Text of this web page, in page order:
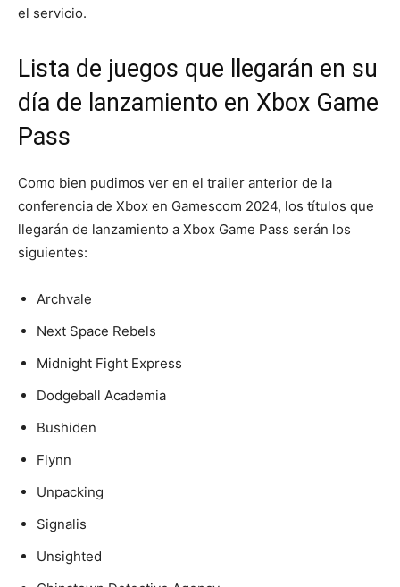
el servicio.
Lista de juegos que llegarán en su
día de lanzamiento en Xbox Game
Pass
Como bien pudimos ver en el trailer anterior de la
conferencia de Xbox en Gamescom 2024, los títulos que
llegarán de lanzamiento a Xbox Game Pass serán los
siguientes:
Archvale
Next Space Rebels
Midnight Fight Express
Dodgeball Academia
Bushiden
Flynn
Unpacking
Signalis
Unsighted